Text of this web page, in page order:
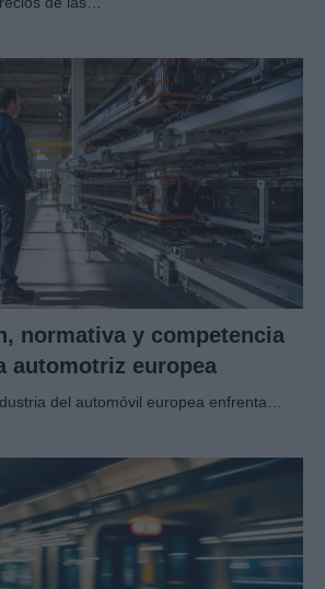
normativa y competencia
automotriz europea
del automóvil europea enfrenta…